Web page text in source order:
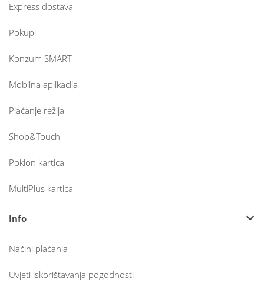
Express dostava
Pokupi
Konzum SMART
Mobilna aplikacija
Plaćanje režija
Shop&Touch
Poklon kartica
MultiPlus kartica
Info
Načini plaćanja
Uvjeti iskorištavanja pogodnosti